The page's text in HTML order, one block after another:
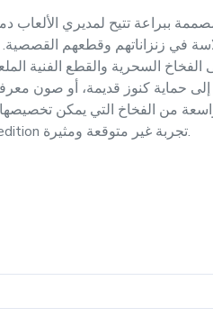
في زنزاناتهم وقطعهم
الفخاخ السحرية والقطع
حماية كنوز قديمة، أو صون
من الفخاخ التي يمكن
مهاراتهم في حل المشكلات وتعزز عمق وإثارة عالمك الخيالي، مما يجعل كل Expedition تجربة غير متوقعة ومثيرة.